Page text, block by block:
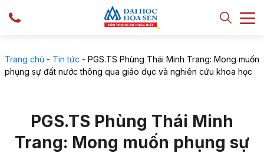
Trang chủ - Tin tức - PGS.TS Phùng Thái Minh Trang: Mong muốn
phụng sự đất nước thông qua giáo dục và nghiên cứu khoa học
PGS.TS Phùng Thái Minh
Trang: Mong muốn phụng sự